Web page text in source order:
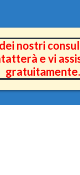
nostri
e vi
gratuitamente.